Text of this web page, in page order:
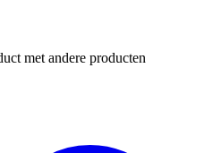
met andere producten